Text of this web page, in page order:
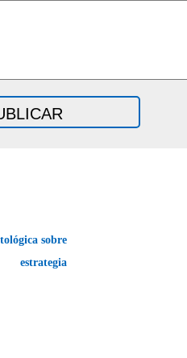
sobre
estrategia